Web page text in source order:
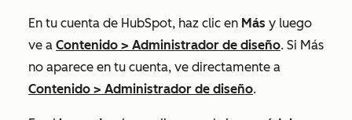
En tu cuenta de HubSpot, haz clic en Más y luego
ve a Contenido > Administrador de diseño. Si Más
no aparece en tu cuenta, ve directamente a
Contenido > Administrador de diseño.